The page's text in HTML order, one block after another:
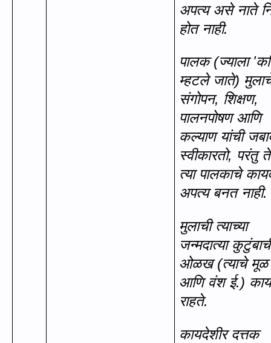
अपत्य असे नाते
होत नाही.
पालक (ज्याला'
म्हटले जाते)
संगोपन, शिक्षण,
पालनपोषण आणि
कल्याण यांची
स्वीकारतो, परंतु
त्या पालकाचे
अपत्य बनत नाही.
मुलाची त्याच्या
जन्मदात्या
ओळख (त्याचे मूळ
आणि वंश ई.)
राहते.
कायदेशीर दत्तक